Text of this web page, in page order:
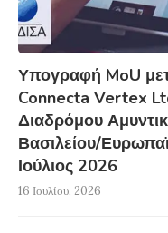
Υπογραφή MoU
Connecta Vertex
Διαδρόμου
Βασιλείου/
Ιούλιος 2026
16 Ιουλίου, 2026